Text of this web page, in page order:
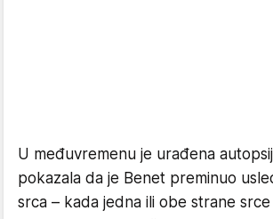
U međuvremenu je urađena
pokazala da je Benet preminuo
srca – kada jedna ili obe strane